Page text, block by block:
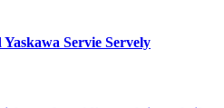
Servie Servely